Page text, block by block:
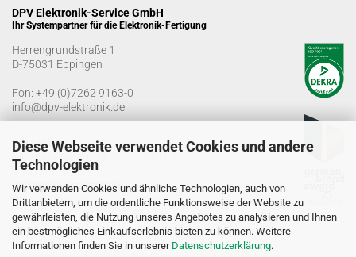
Diese Webseite verwendet Cookies und andere
Technologien
Wir verwenden Cookies und ähnliche Technologien, auch von
Drittanbietern, um die ordentliche Funktionsweise der Website zu
gewährleisten, die Nutzung unseres Angebotes zu analysieren und Ihnen
ein bestmögliches Einkaufserlebnis bieten zu können. Weitere
Informationen finden Sie in unserer Datenschutzerklärung.
DPV Elektronik-Service GmbH
Ihr Systempartner für die Elektronik-Fertigung
Herrengrundstraße 1
D-75031 Eppingen
Fon: +49 (0)7262 9163-0
info@dpv-elektronik.de
Bürozeiten
Montag-Freitag: 08:00 - 16:00 Uhr
Warenannahmezeiten
Montag-Freitag: 07:00 - 12:30 Uhr
13:00 - 15:00 Uhr